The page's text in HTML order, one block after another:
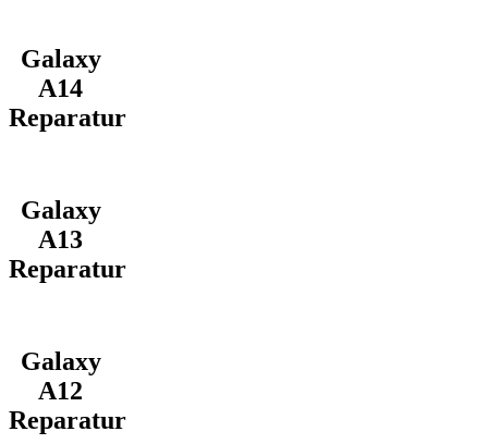
Galaxy
A14
Reparatur
Galaxy
A13
Reparatur
Galaxy
A12
Reparatur